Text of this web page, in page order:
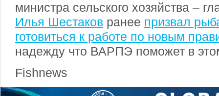
министра сельского хозяйства –
Илья Шестаков ранее призвал
готовиться к работе по новым
надежду что ВАРПЭ поможет в
Fishnews